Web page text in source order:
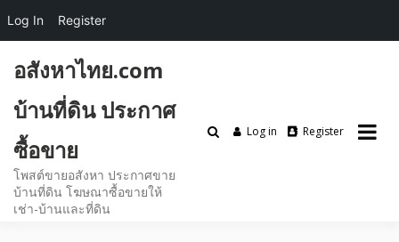
content
อสังหาไทย.com
บ้านที่ดิน ประกาศ
ซื้อขาย
โพสต์ขายอสังหา ประกาศขาย
บ้านที่ดิน โฆษณาซื้อขายให้
เช่า-บ้านและที่ดิน
Log in Register
Log In Register